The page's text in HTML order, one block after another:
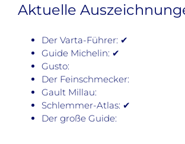
Aktuelle
Der Varta-Führer: ✔
Guide Michelin: ✔
Gusto:
Der Feinschmecker:
Gault Millau:
Schlemmer-Atlas: ✔
Der große Guide: